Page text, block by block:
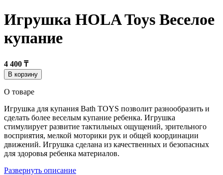
Игрушка HOLA Toys Веселое
купание
4 400 ₸
В корзину
О товаре
Игрушка для купания Bath TOYS позволит разнообразить и
сделать более веселым купание ребенка. Игрушка
стимулирует развитие тактильных ощущений, зрительного
восприятия, мелкой моторики рук и общей координации
движений. Игрушка сделана из качественных и безопасных
для здоровья ребенка материалов.
Развернуть описание